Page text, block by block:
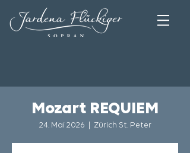
Mozart REQUIEM
24. Mai 2026 Zürich St. Peter